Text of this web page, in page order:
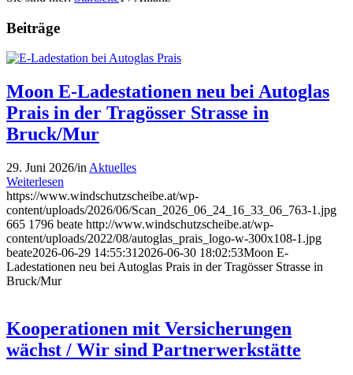
Beiträge
Moon E-Ladestationen neu bei Autoglas
Prais in der Tragösser Strasse in
Bruck/Mur
29. Juni 2026/in Aktuelles
Weiterlesen
https://www.windschutzscheibe.at/wp-
content/uploads/2026/06/Scan_2026_06_24_16_33_06_763-1.jpg
665 1796 beate http://www.windschutzscheibe.at/wp-
content/uploads/2022/08/autoglas_prais_logo-w-300x108-1.jpg
beate2026-06-29 14:55:31 2026-06-30 18:02:53Moon E-
Ladestationen neu bei Autoglas Prais in der Tragösser Strasse in
Bruck/Mur
Kooperationen mit Versicherungen
wächst / Wir sind Partnerwerkstätte